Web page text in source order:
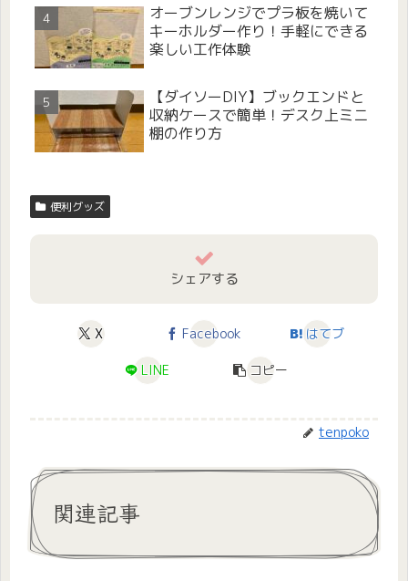
オーブンレンジでプラ板を焼いて
キーホルダー作り！手軽にできる
楽しい工作体験
【ダイソーDIY】ブックエンドと
収納ケースで簡単！デスク上ミニ
棚の作り方
便利グッズ
シェアする
X Facebook はてブ
LINE コピー
tenpoko
関連記事